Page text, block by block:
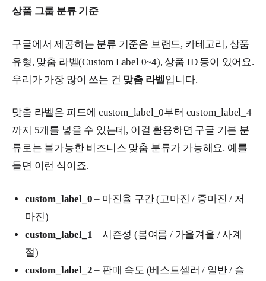
상품 그룹 분류 기준
구글에서 제공하는 분류 기준은 브랜드, 카테고리, 상품
유형, 맞춤 라벨(Custom Label 0~4), 상품 ID 등이 있어요.
우리가 가장 많이 쓰는 건 맞춤 라벨 입니다.
맞춤 라벨은 피드에 custom_label_0부터 custom_label_4
까지 5개를 넣을 수 있는데, 이걸 활용하면 구글 기본 분
류로는 불가능한 비즈니스 맞춤 분류가 가능해요. 예를
들면 이런 식이죠.
custom_label_0 – 마진율 구간 (고마진 / 중마진 / 저
마진)
custom_label_1 – 시즌성 (봄여름 / 가을겨울 / 사계
절)
custom_label_2 – 판매 속도 (베스트셀러 / 일반 / 슬